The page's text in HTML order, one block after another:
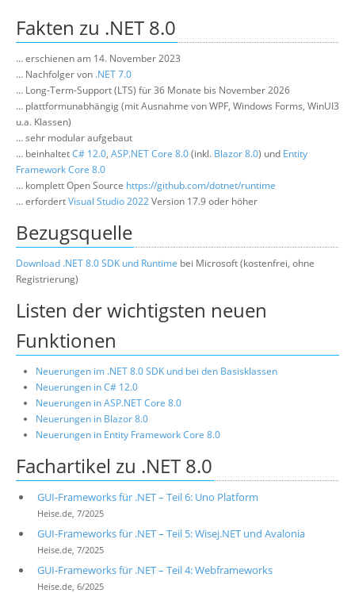
Über uns
Fakten zu .NET 8.0
… erschienen am 14. November 2023
… Nachfolger von .NET 7.0
… Long-Term-Support (LTS) für 36 Monate bis November 2026
… plattformunabhängig (mit Ausnahme von WPF, Windows Forms, WinUI3
u.a. Klassen)
… sehr modular aufgebaut
… beinhaltetC# 12.0, ASP.NET Core 8.0(inkl. Blazor 8.0) und Entity
Framework Core 8.0
… komplett Open Source https://github.com/dotnet/runtime
… erfordertVisual Studio 2022Version 17.9 oder höher
Bezugsquelle
Download .NET 8.0 SDK und Runtime bei Microsoft (kostenfrei, ohne
Registrierung)
Listen der wichtigsten neuen
Funktionen
Neuerungen im .NET 8.0 SDK und bei den Basisklassen
Neuerungen in C# 12.0
Neuerungen in ASP.NET Core 8.0
Neuerungen in Blazor 8.0
Neuerungen in Entity Framework Core 8.0
Fachartikel zu .NET 8.0
GUI-Frameworks für .NET – Teil 6: Uno Platform
Heise.de, 7/2025
GUI-Frameworks für .NET – Teil 5: Wisej.NET und Avalonia
Heise.de, 7/2025
GUI-Frameworks für .NET – Teil 4: Webframeworks
Heise.de, 6/2025